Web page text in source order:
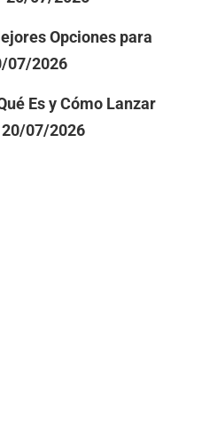
Opciones para
07/2026
Es y Cómo Lanzar
20/07/2026